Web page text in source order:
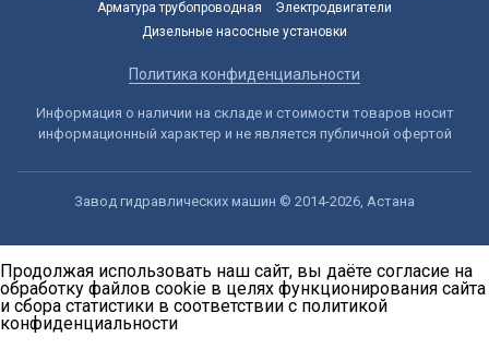
Арматура трубопроводная
Электродвигатели
Дизельные насосные установки
Политика конфиденциальности
Информация о наличии на складе и стоимости товаров носит
информационный характер и не является публичной офертой
Завод гидравлических машин © 2014-2026, Астана
Продолжая использовать наш сайт, вы даёте согласие на
обработку файлов cookie в целях функционирования сайта
и сбора статистики в соответствии с политикой
конфиденциальности